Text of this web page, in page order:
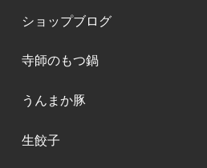
ショップブログ
寺師のもつ鍋
うんまか豚
生餃子